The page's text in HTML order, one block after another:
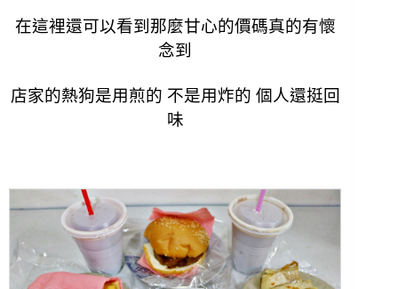
在這裡還可以看到那麼甘心的價碼真的有懷
念到
店家的熱狗是用煎的 不是用炸的 個人還挺回
味